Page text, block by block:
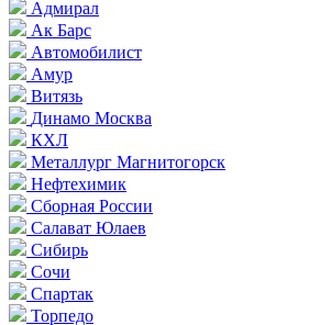
Адмирал
Ак Барс
Автомобилист
Амур
Витязь
Динамо Москва
КХЛ
Металлург Магнитогорск
Нефтехимик
Сборная России
Салават Юлаев
Сибирь
Сочи
Спартак
Торпедо